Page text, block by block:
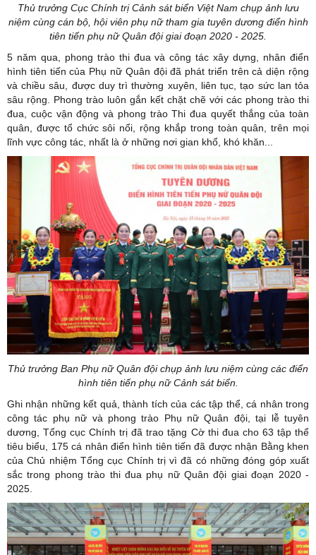
Thủ trưởng Cục Chính trị Cảnh sát biển Việt Nam chụp ảnh lưu
niệm cùng cán bộ, hội viên phụ nữ tham gia tuyên dương điển hình
tiên tiến phụ nữ Quân đội giai đoạn 2020 - 2025.
5 năm qua, phong trào thi đua và công tác xây dựng, nhân điển
hình tiên tiến của Phụ nữ Quân đội đã phát triển trên cả diện rộng
và chiều sâu, được duy trì thường xuyên, liên tục, tạo sức lan tỏa
sâu rộng. Phong trào luôn gắn kết chặt chẽ với các phong trào thi
đua, cuộc vận động và phong trào Thi đua quyết thắng của toàn
quân, được tổ chức sôi nổi, rộng khắp trong toàn quân, trên mọi
lĩnh vực công tác, nhất là ở những nơi gian khổ, khó khăn...
Thủ trưởng Ban Phụ nữ Quân đội chụp ảnh lưu niệm cùng các điển
hình tiên tiến phụ nữ Cảnh sát biển.
Ghi nhận những kết quả, thành tích của các tập thể, cá nhân trong
công tác phụ nữ và phong trào Phụ nữ Quân đội, tại lễ tuyên
dương, Tổng cục Chính trị đã trao tặng Cờ thi đua cho 63 tập thể
tiêu biểu, 175 cá nhân điển hình tiên tiến đã được nhận Bằng khen
của Chủ nhiệm Tổng cục Chính trị vì đã có những đóng góp xuất
sắc trong phong trào thi đua phụ nữ Quân đội giai đoạn 2020 -
2025.